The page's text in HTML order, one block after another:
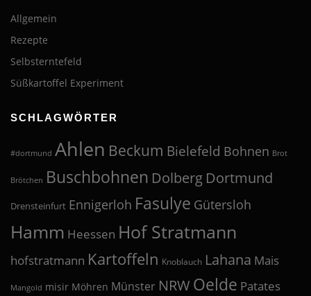
Allgemein
Rezepte
Selbsterntefeld
Süßkartoffel Experiment
SCHLAGWÖRTER
#dortmund Ahlen Beckum Bielefeld Bohnen Brot
Brötchen Buschbohnen Dolberg Dortmund
Drensteinfurt Ennigerloh Fasulye Gütersloh
Hamm Heessen Hof Stratmann
hofstratmann Kartoffeln Knoblauch Lahana Mais
Mangold misir Möhren Münster NRW Oelde Patates